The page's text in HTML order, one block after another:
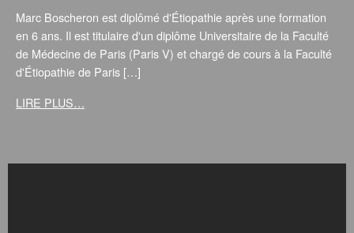
Marc Boscheron est diplômé d'Étiopathie après une formation
en 6 ans. Il est titulaire d'un diplôme Universitaire de la Faculté
de Médecine de Paris (Paris V) et chargé de cours à la Faculté
d'Étiopathie de Paris […]
LIRE PLUS…